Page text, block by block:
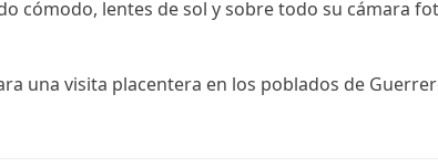
cómodo, lentes de sol y sobre todo su cámara
una visita placentera en los poblados de